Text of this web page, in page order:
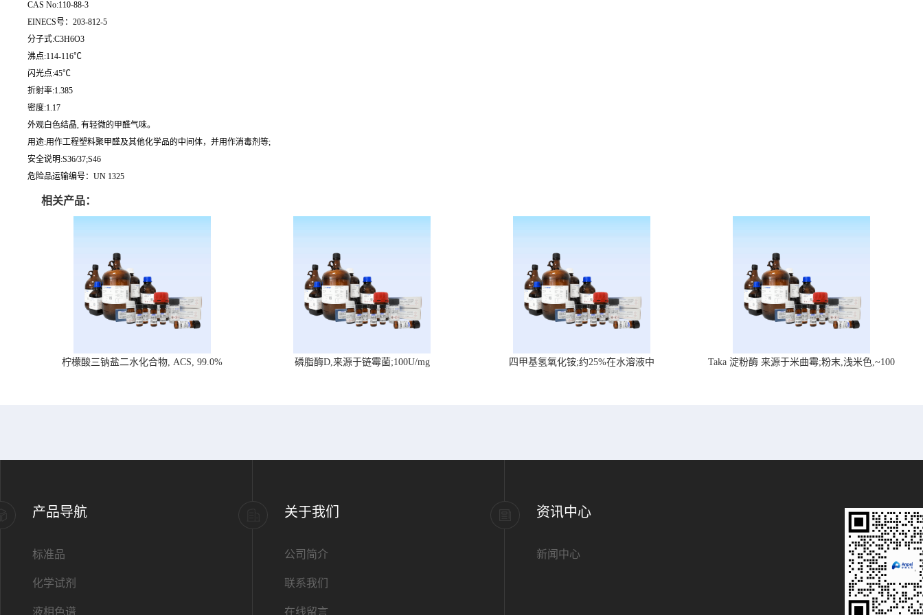
CAS No:110-88-3
EINECS号：203-812-5
分子式:C3H6O3
沸点:114-116℃
闪光点:45℃
折射率:1.385
密度:1.17
外观白色结晶, 有轻微的甲醛气味。
用途:用作工程塑料聚甲醛及其他化学品的中间体，并用作消毒剂等;
安全说明:S36/37;S46
危险品运输编号：UN 1325
相关产品：
柠檬酸三钠盐二水化合物, ACS, 99.0% 磷脂酶D,来源于链霉菌;100U/mg 四甲基氢氧化铵;约25%在水溶液中
Taka 淀粉酶 来源于米曲霉;粉末,浅米色,~100
产品导航
标准品
化学试剂
液相色谱
关于我们
公司简介
联系我们
在线留言
资讯中心
新闻中心